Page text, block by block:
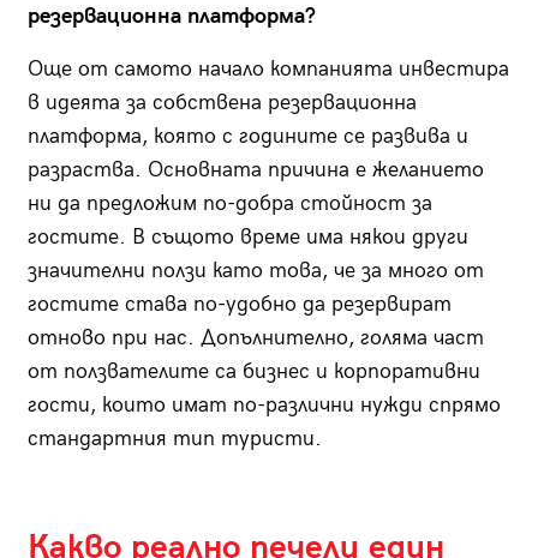
резервационна платформа?
Още от самото начало компанията инвестира
в идеята за собствена резервационна
платформа, която с годините се развива и
разраства. Основната причина е желанието
ни да предложим по-добра стойност за
гостите. В същото време има някои други
значителни ползи като това, че за много от
гостите става по-удобно да резервират
отново при нас. Допълнително, голяма част
от ползвателите са бизнес и корпоративни
гости, които имат по-различни нужди спрямо
стандартния тип туристи.
Какво реално печели един